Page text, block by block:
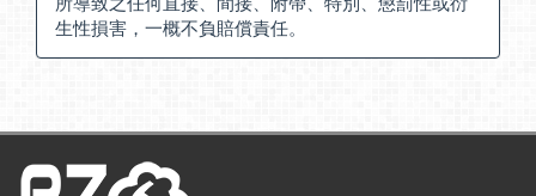
生性損害，一概不負賠償責任。